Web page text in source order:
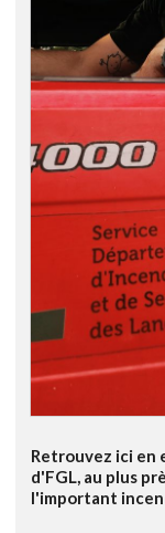
Retrouvez ici en
d'FGL, au plus
l'important